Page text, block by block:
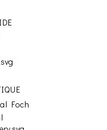
Foch